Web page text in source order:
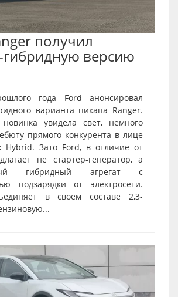
получил
гибридную версию
года Ford анонсировал
варианта пикапа Ranger.
новинка увидела свет, немного
прямого конкурента в лице
Hybrid. Зато Ford, в отличие от
не стартер-генератор, а
гибридный агрегат с
подзарядки от электросети.
в своем составе 2,3-